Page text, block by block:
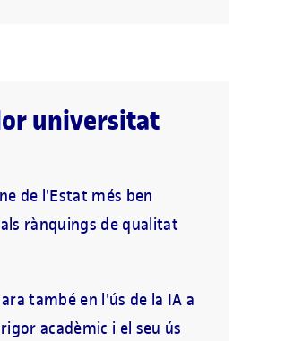
universitat
de l'Estat més ben
rànquings de qualitat
també en l'ús de la IA a
acadèmic i el seu ús